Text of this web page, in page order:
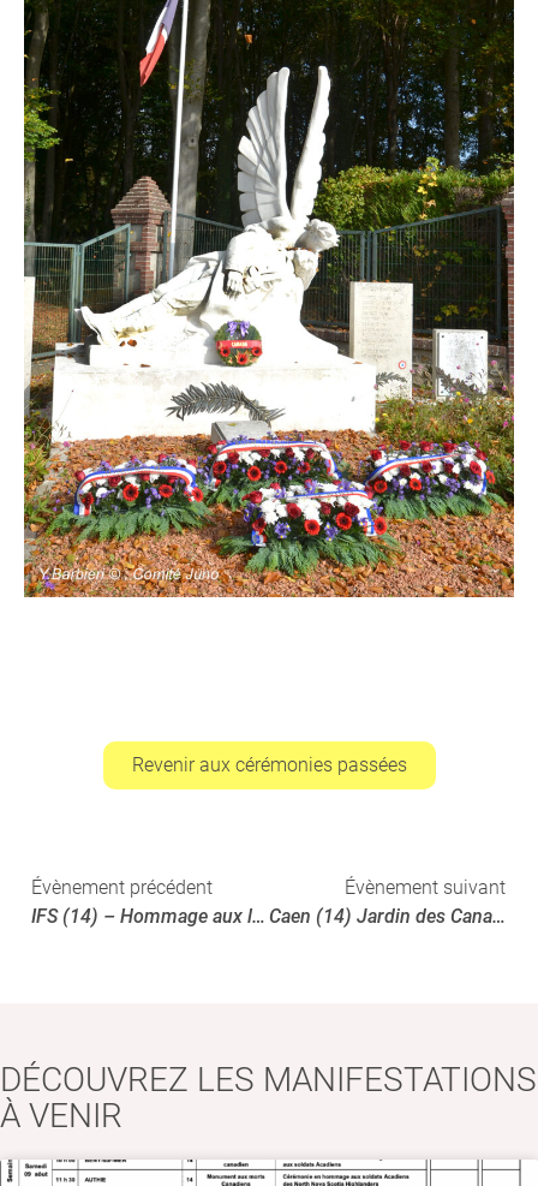
Revenir aux cérémonies passées
Évènement précédent
IFS (14) – Hommage aux libérateurs canadiens
Évènement suivant
Caen (14) Jardin des Canadiens
DÉCOUVREZ LES MANIFESTATIONS
À VENIR